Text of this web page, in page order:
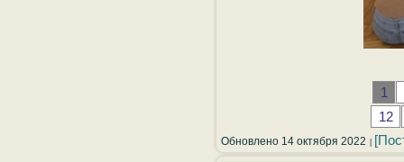
1
12
Обновлено 14 октября 2022